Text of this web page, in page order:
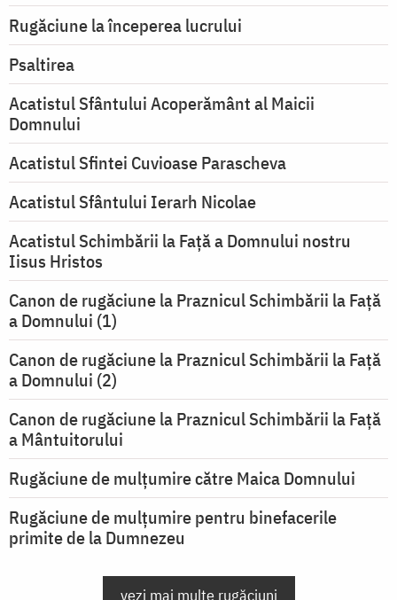
Rugăciune la începerea lucrului
Psaltirea
Acatistul Sfântului Acoperământ al Maicii
Domnului
Acatistul Sfintei Cuvioase Parascheva
Acatistul Sfântului Ierarh Nicolae
Acatistul Schimbării la Faţă a Domnului nostru
Iisus Hristos
Canon de rugăciune la Praznicul Schimbării la Faţă
a Domnului (1)
Canon de rugăciune la Praznicul Schimbării la Faţă
a Domnului (2)
Canon de rugăciune la Praznicul Schimbării la Față
a Mântuitorului
Rugăciune de mulţumire către Maica Domnului
Rugăciune de mulțumire pentru binefacerile
primite de la Dumnezeu
vezi mai multe rugăciuni